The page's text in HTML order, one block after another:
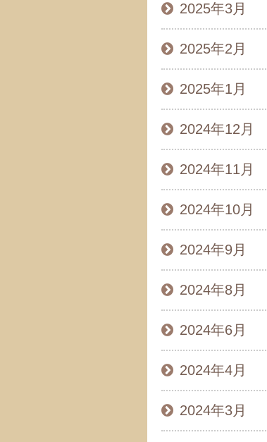
2025年3月
2025年2月
2025年1月
2024年12月
2024年11月
2024年10月
2024年9月
2024年8月
2024年6月
2024年4月
2024年3月